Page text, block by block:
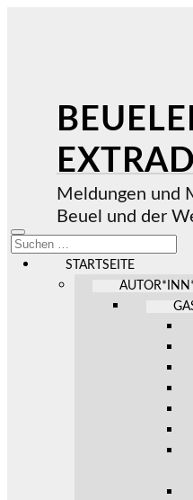
Meldungen und
Beuel und der
Mobile-
Menü
ein-/ausblenden
Suchen
nach:
STARTSEITE